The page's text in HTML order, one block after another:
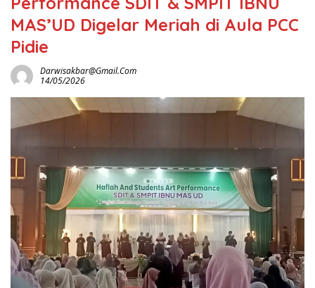
MAS’UD Digelar Meriah di Aula PCC
Pidie
Darwisakbar@gmail.com
14/05/2026